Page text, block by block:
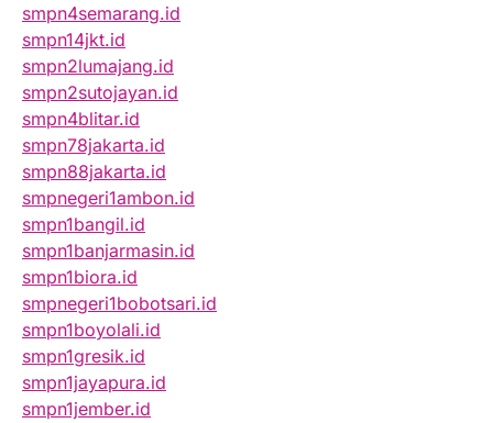
smpn4semarang.id
smpn14jkt.id
smpn2lumajang.id
smpn2sutojayan.id
smpn4blitar.id
smpn78jakarta.id
smpn88jakarta.id
smpnegeri1ambon.id
smpn1bangil.id
smpn1banjarmasin.id
smpn1biora.id
smpnegeri1bobotsari.id
smpn1boyolali.id
smpn1gresik.id
smpn1jayapura.id
smpn1jember.id